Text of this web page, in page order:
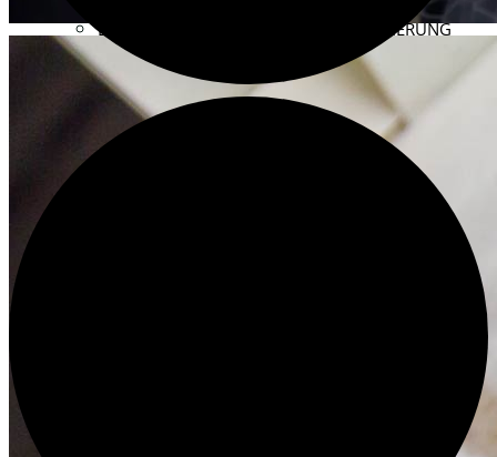
BESTANDSERHALTUNG UND RESTAURIERUNG
KONSERVATORISCHE MASSNAHMEN
YOUTUBE-KANAL DES HISTORISCHEN ARCHIVS ↗
DER VEREIN